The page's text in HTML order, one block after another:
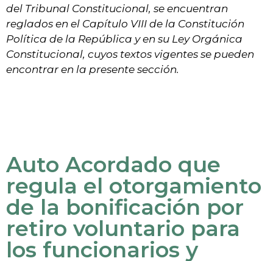
del Tribunal Constitucional, se encuentran
reglados en el Capítulo VIII de la Constitución
Política de la República y en su Ley Orgánica
Constitucional, cuyos textos vigentes se pueden
encontrar en la presente sección.
Auto Acordado que
regula el otorgamiento
de la bonificación por
retiro voluntario para
los funcionarios y